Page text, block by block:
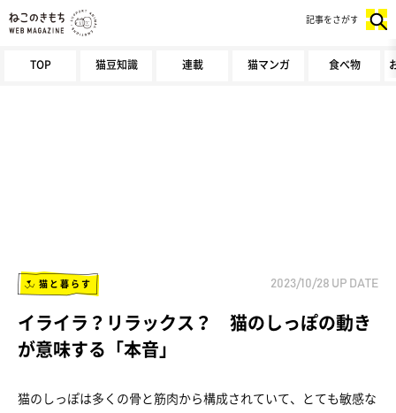
TOP 猫豆知識 連載 猫マンガ 食べ物
記事をさがす
猫と暮らす 2023/10/28 UP DATE
イライラ？リラックス？ 猫のしっぽの動き
が意味する「本音」
猫のしっぽは多くの骨と筋肉から構成されていて、とても敏感な